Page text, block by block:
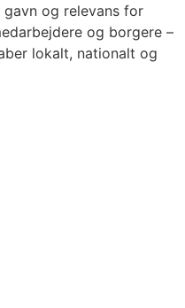
og relevans for
og borgere –
lokalt, nationalt og